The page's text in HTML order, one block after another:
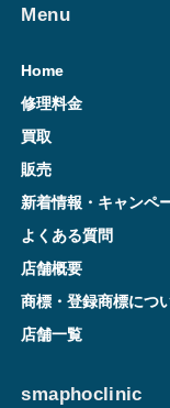
Menu
Home
修理料金
買取
販売
新着情報・キャンペ
よくある質問
店舗概要
商標・登録商標につ
店舗一覧
smaphoclinic